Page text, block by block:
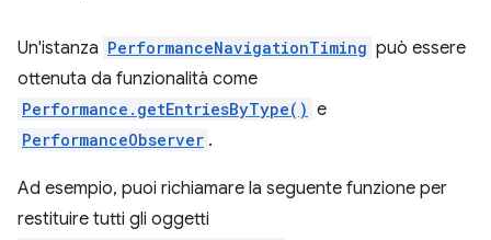
Un'istanza PerformanceNavigationTiming può essere
ottenuta da funzionalità come
Performance.getEntriesByType() e
PerformanceObserver .
Ad esempio, puoi richiamare la seguente funzione per
restituire tutti gli oggetti